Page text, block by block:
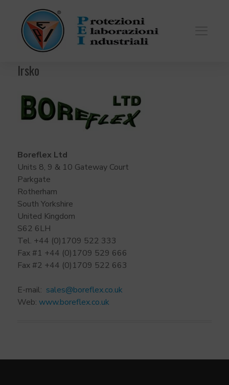
Irsko
Boreflex Ltd
Units 8, 9 & 10 Gateway Court
Parkgate
Rotherham
South Yorkshire
United Kingdom
S62 6LH
Tel. +44 (0)1709 522 333
Fax #1 +44 (0)1709 529 666
Fax #2 +44 (0)1709 522 663
E-mail: sales@boreflex.co.uk
Web: www.boreflex.co.uk